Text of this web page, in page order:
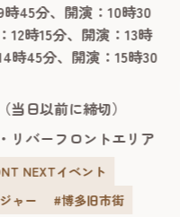
る、オーストラリアか
リアル恐竜ショー「恐
、恐竜が生きていた時
学べる、ファミリー
ーマンスショー。 客席
なく、ラッキーなお客
45分、開演：10時30
時15分、開演：13時
時45分、開演：15時30
当日以前に締切）
リバーフロントエリア
NEXTイベント
ャー
#博多旧市街